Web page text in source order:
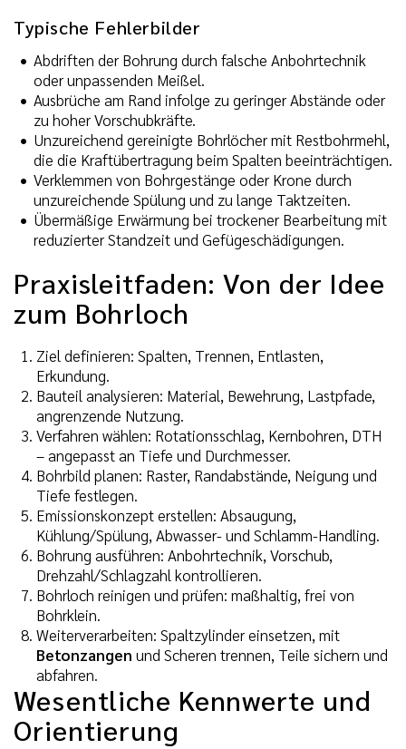
Typische Fehlerbilder
Abdriften der Bohrung durch falsche Anbohrtechnik
oder unpassenden Meißel.
Ausbrüche am Rand infolge zu geringer Abstände oder
zu hoher Vorschubkräfte.
Unzureichend gereinigte Bohrlöcher mit Restbohrmehl,
die die Kraftübertragung beim Spalten beeinträchtigen.
Verklemmen von Bohrgestänge oder Krone durch
unzureichende Spülung und zu lange Taktzeiten.
Übermäßige Erwärmung bei trockener Bearbeitung mit
reduzierter Standzeit und Gefügeschädigungen.
Praxisleitfaden: Von der Idee
zum Bohrloch
Ziel definieren: Spalten, Trennen, Entlasten,
Erkundung.
Bauteil analysieren: Material, Bewehrung, Lastpfade,
angrenzende Nutzung.
Verfahren wählen: Rotationsschlag, Kernbohren, DTH
– angepasst an Tiefe und Durchmesser.
Bohrbild planen: Raster, Randabstände, Neigung und
Tiefe festlegen.
Emissionskonzept erstellen: Absaugung,
Kühlung/Spülung, Abwasser- und Schlamm-Handling.
Bohrung ausführen: Anbohrtechnik, Vorschub,
Drehzahl/Schlagzahl kontrollieren.
Bohrloch reinigen und prüfen: maßhaltig, frei von
Bohrklein.
Weiterverarbeiten: Spaltzylinder einsetzen, mit
Betonzangen und Scheren trennen, Teile sichern und
abfahren.
Wesentliche Kennwerte und
Orientierung